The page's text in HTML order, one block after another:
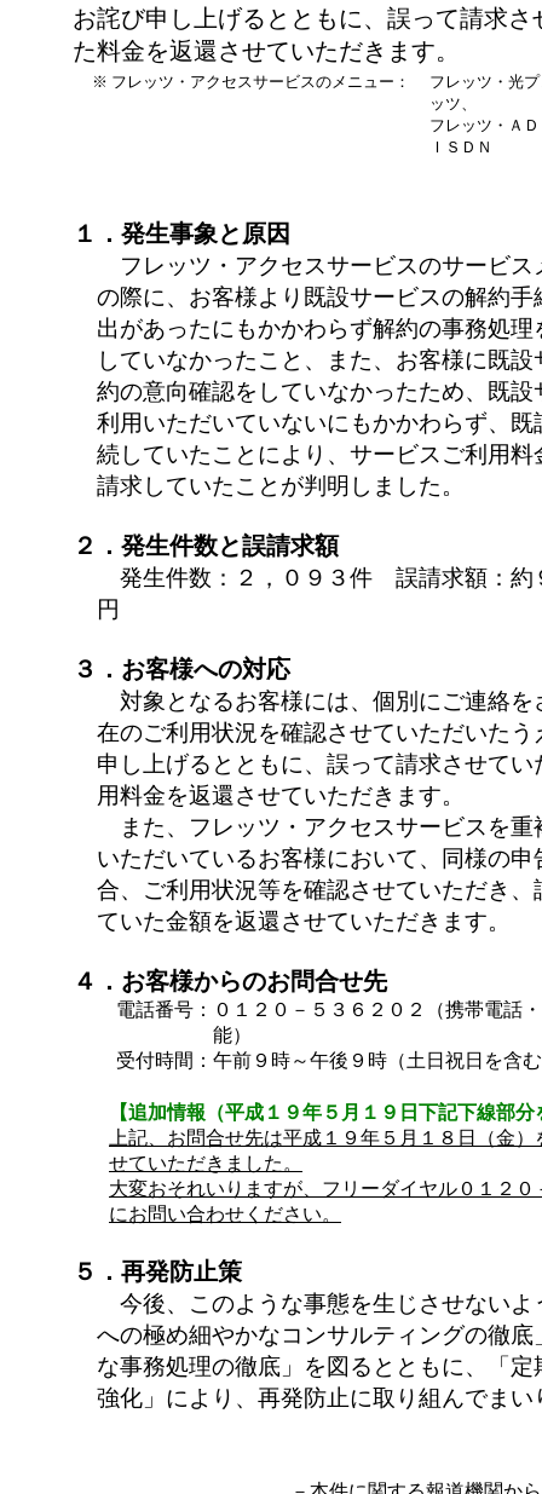
お詫び申し上げるとともに、誤って請求さ
た料金を返還させていただきます。
※ フレッツ・アクセスサービスのメニュー：
フレッツ・光
ッツ、
フレッツ・Ａ
ＩＳＤＮ
１．発生事象と原因
フレッツ・アクセスサービスのサービス
の際に、お客様より既設サービスの解約手
出があったにもかかわらず解約の事務処理
していなかったこと、また、お客様に既設
約の意向確認をしていなかったため、既設
利用いただいていないにもかかわらず、既
続していたことにより、サービスご利用料
請求していたことが判明しました。
２．発生件数と誤請求額
発生件数：２，０９３件 誤請求額：約
円
３．お客様への対応
対象となるお客様には、個別にご連絡を
在のご利用状況を確認させていただいたう
申し上げるとともに、誤って請求させてい
用料金を返還させていただきます。
また、フレッツ・アクセスサービスを重
いただいているお客様において、同様の申
合、ご利用状況等を確認させていただき、
ていた金額を返還させていただきます。
４．お客様からのお問合せ先
電話番号： ０１２０－５３６２０２（携帯電話
能）
受付時間： 午前９時～午後９時（土日祝日を含
【追加情報（平成１９年５月１９日下記下線部分
上記、お問合せ先は平成１９年５月１８日（金
せていただきました。
大変おそれいりますが、フリーダイヤル０１２０
にお問い合わせください。
５．再発防止策
今後、このような事態を生じさせないよ
への極め細やかなコンサルティングの徹底
な事務処理の徹底」を図るとともに、「定
強化」により、再発防止に取り組んでまい